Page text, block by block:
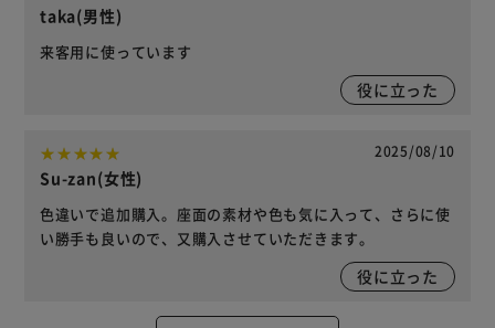
taka(男性)
来客用に使っています
役に立った
2025/08/10
Su-zan(女性)
色違いで追加購入。座面の素材や色も気に入って、さらに使
い勝手も良いので、又購入させていただきます。
役に立った